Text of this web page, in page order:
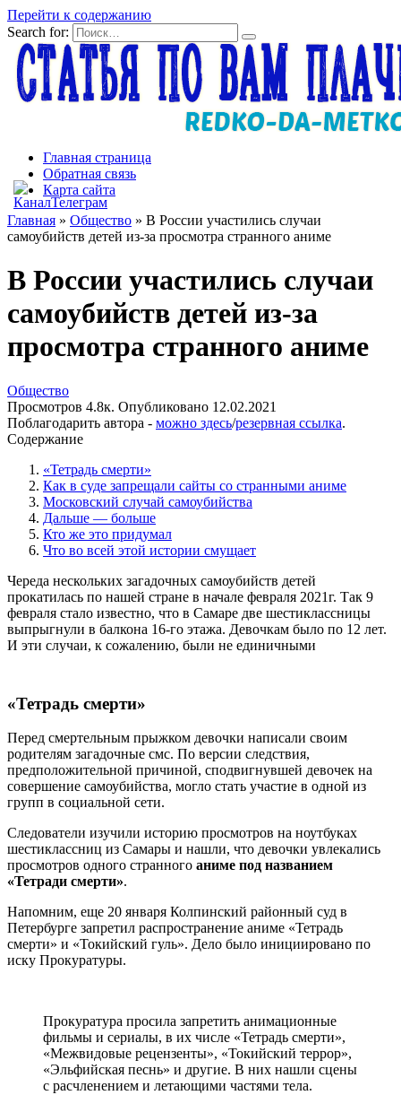
Перейти к содержанию
Search for:
Главная страница
Обратная связь
Карта сайта
Главная » Общество » В России участились случаи
самоубийств детей из-за просмотра странного аниме
В России участились случаи
самоубийств детей из-за
просмотра странного аниме
Общество
Просмотров 4.8к. Опубликовано 12.02.2021
Поблагодарить автора - можно здесь/резервная ссылка.
Содержание
«Тетрадь смерти»
Как в суде запрещали сайты со странными аниме
Московский случай самоубийства
Дальше — больше
Кто же это придумал
Что во всей этой истории смущает
Череда нескольких загадочных самоубийств детей
прокатилась по нашей стране в начале февраля 2021г. Так 9
февраля стало известно, что в Самаре две шестиклассницы
выпрыгнули в балкона 16-го этажа. Девочкам было по 12 лет.
И эти случаи, к сожалению, были не единичными
«Тетрадь смерти»
Перед смертельным прыжком девочки написали своим
родителям загадочные смс. По версии следствия,
предположительной причиной, сподвигнувшей девочек на
совершение самоубийства, могло стать участие в одной из
групп в социальной сети.
Следователи изучили историю просмотров на ноутбуках
шестиклассниц из Самары и нашли, что девочки увлекались
просмотров одного странного аниме под названием
«Тетради смерти».
Напомним, еще 20 января Колпинский районный суд в
Петербурге запретил распространение аниме «Тетрадь
смерти» и «Токийский гуль». Дело было инициировано по
иску Прокуратуры.
Прокуратура просила запретить анимационные
фильмы и сериалы, в их числе «Тетрадь смерти»,
«Межвидовые рецензенты», «Токийский террор»,
«Эльфийская песнь» и другие. В них нашли сцены
с расчленением и летающими частями тела.